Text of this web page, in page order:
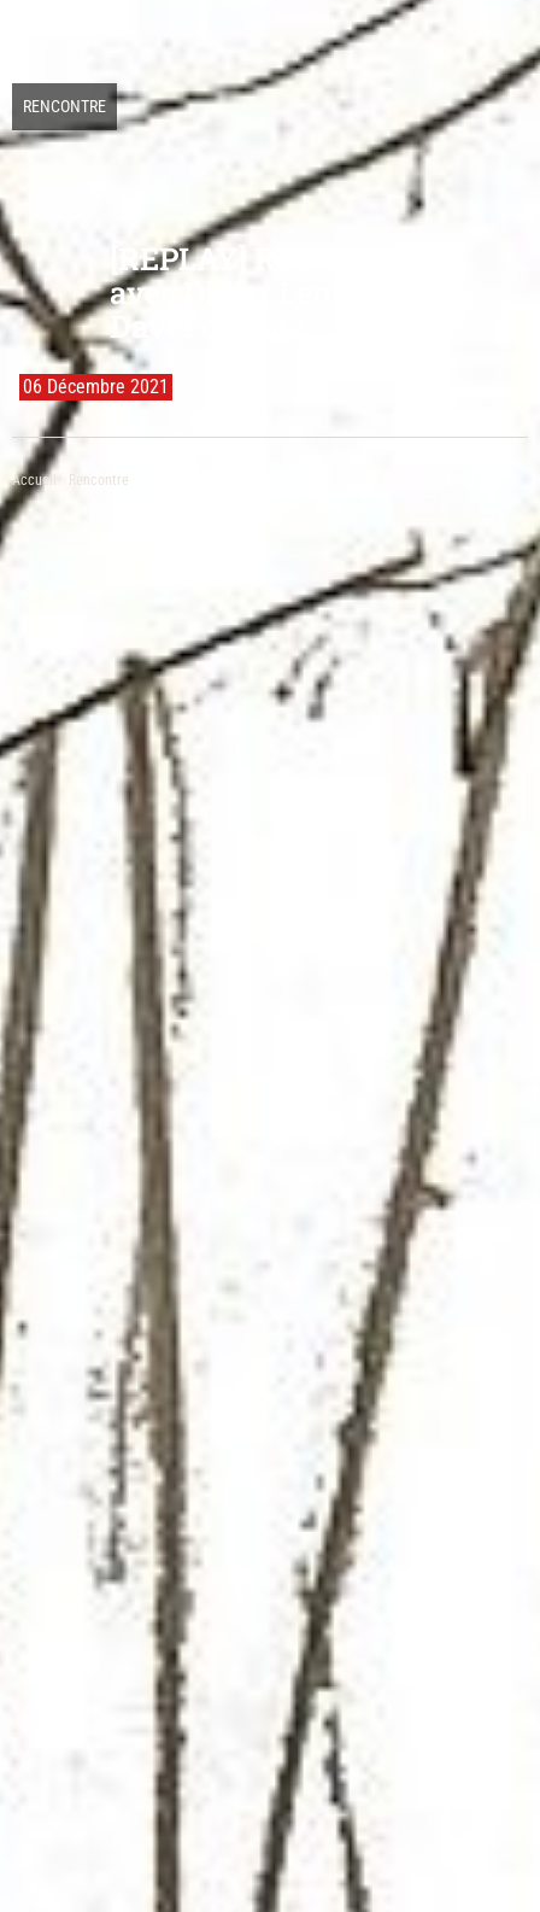
RENCONTRE
[REPLAY] Rencontre
avec Didier Lemaire et
David di Nota
06 Décembre 2021
Accueil Rencontre